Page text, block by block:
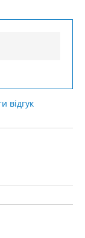
відгук